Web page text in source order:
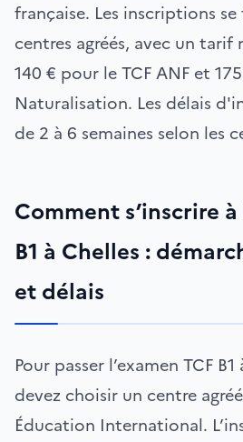
française. Les inscriptions
centres agréés, avec un
140 € pour le TCF ANF et
Naturalisation. Les délais
de 2 à 6 semaines selon les
Comment s’inscrire à
B1 à Chelles :
et délais
Pour passer l’examen TCF
devez choisir un centre
Éducation International.